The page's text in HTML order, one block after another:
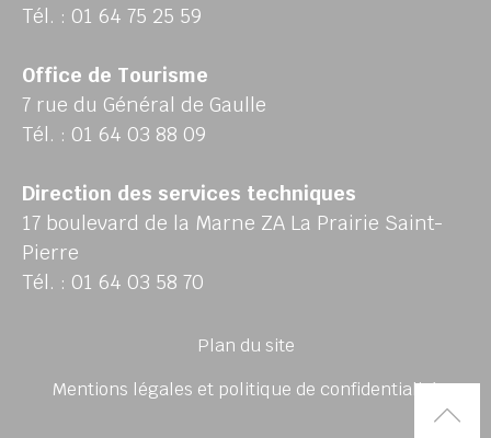
Tél. : 01 64 75 25 59
Office de Tourisme
7 rue du Général de Gaulle
Tél. : 01 64 03 88 09
Direction des services techniques
17 boulevard de la Marne ZA La Prairie Saint-
Pierre
Tél. : 01 64 03 58 70
Plan du site
Mentions légales et politique de confidentialité